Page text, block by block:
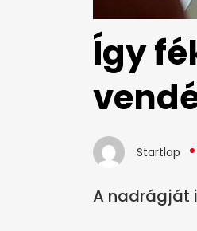
Így
Startlap
A nadrágját